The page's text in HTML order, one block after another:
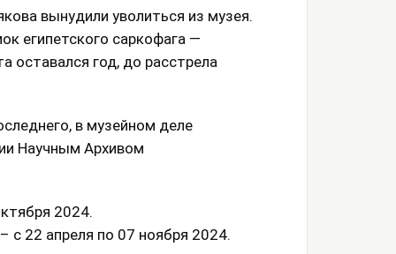
вынудили уволиться из музея.
египетского саркофага —
оставался год, до расстрела
в музейном деле
Научным Архивом
2024.
с 22 апреля по 07 ноября 2024.